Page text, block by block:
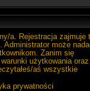
a. Rejestracja zajmuje
Administrator może
Zanim się
użytkowania oraz
aś wszystkie
prywatności